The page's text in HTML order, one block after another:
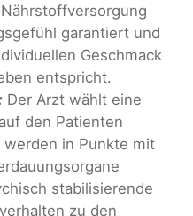
garantiert und
Geschmack
entspricht.
Der Arzt wählt eine
den Patienten
in Punkte mit
stabilisierende
zu den